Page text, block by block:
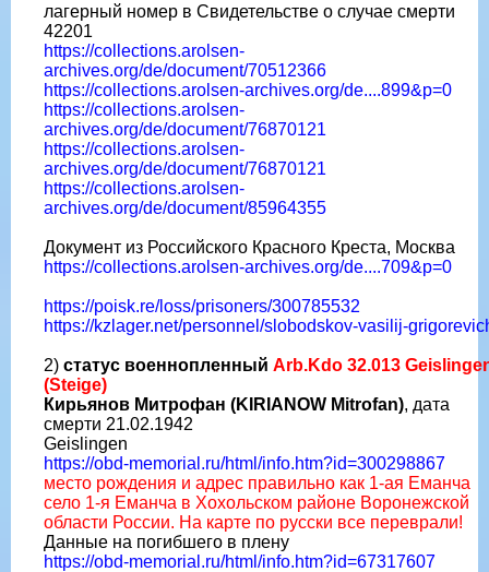
лагерный номер в Свидетельстве о случае смерти
42201
https://collections.arolsen-
archives.org/de/document/70512366
https://collections.arolsen-archives.org/de....899&p=0
https://collections.arolsen-
archives.org/de/document/76870121
https://collections.arolsen-
archives.org/de/document/76870121
https://collections.arolsen-
archives.org/de/document/85964355
Документ из Российского Красного Креста, Москва
https://collections.arolsen-archives.org/de....709&p=0
https://poisk.re/loss/prisoners/300785532
https://kzlager.net/personnel/slobodskov-vasilij-
2) статус военнопленный Arb.Kdo 32.013
(Steige)
Кирьянов Митрофан (KIRIANOW Mitrofan), дата
смерти 21.02.1942
Geislingen
https://obd-memorial.ru/html/info.htm?id=300298867
место рождения и адрес правильно как 1-ая Еманча
село 1-я Еманча в Хохольском районе Воронежской
области России. На карте по русски все переврали!
Данные на погибшего в плену
https://obd-memorial.ru/html/info.htm?id=67317607